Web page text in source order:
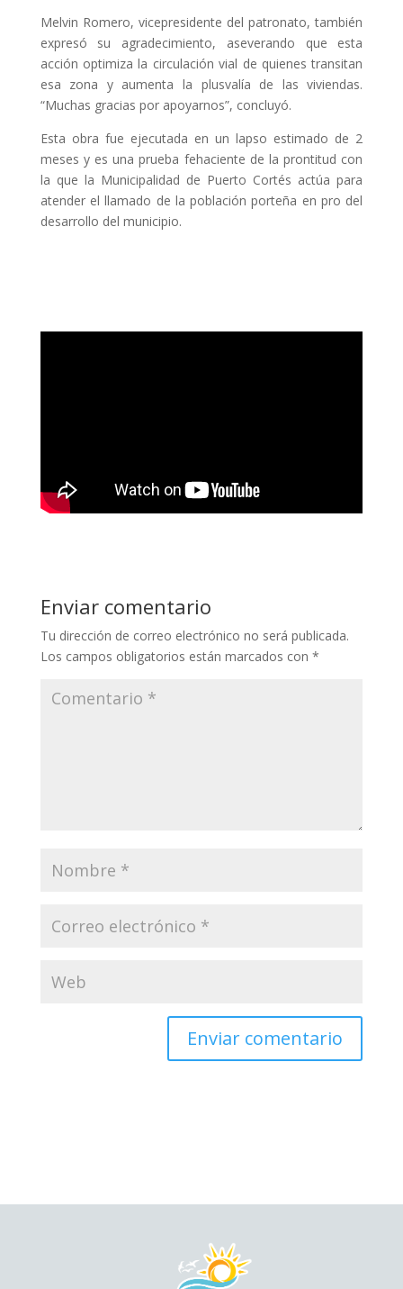
Melvin Romero, vicepresidente del patronato, también
expresó su agradecimiento, aseverando que esta
acción optimiza la circulación vial de quienes transitan
esa zona y aumenta la plusvalía de las viviendas.
“Muchas gracias por apoyarnos”, concluyó.
Esta obra fue ejecutada en un lapso estimado de 2
meses y es una prueba fehaciente de la prontitud con
la que la Municipalidad de Puerto Cortés actúa para
atender el llamado de la población porteña en pro del
desarrollo del municipio.
Enviar comentario
Tu dirección de correo electrónico no será publicada.
Los campos obligatorios están marcados con *